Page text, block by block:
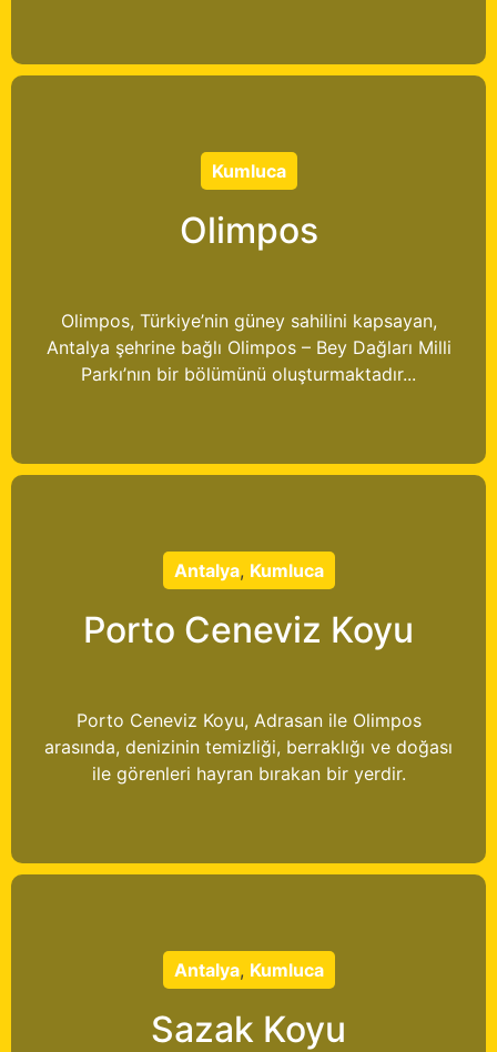
Kumluca
Olimpos
Olimpos, Türkiye’nin güney sahilini kapsayan,
Antalya şehrine bağlı Olimpos – Bey Dağları Milli
Parkı’nın bir bölümünü oluşturmaktadır...
Antalya, Kumluca
Porto Ceneviz Koyu
Porto Ceneviz Koyu, Adrasan ile Olimpos
arasında, denizinin temizliği, berraklığı ve doğası
ile görenleri hayran bırakan bir yerdir.
Antalya, Kumluca
Sazak Koyu